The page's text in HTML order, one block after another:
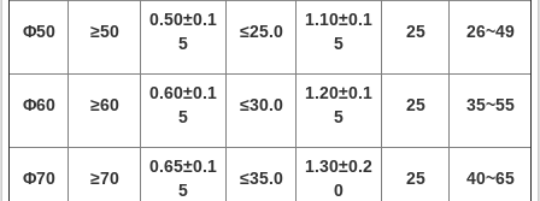
Φ50 ≥50
0.50±0.1
5
≤25.0
1.10±0.1
5
25 26~49
Φ60 ≥60
0.60±0.1
5
≤30.0
1.20±0.1
5
25 35~55
Φ70 ≥70
0.65±0.1
5
≤35.0
1.30±0.2
0
25 40~65